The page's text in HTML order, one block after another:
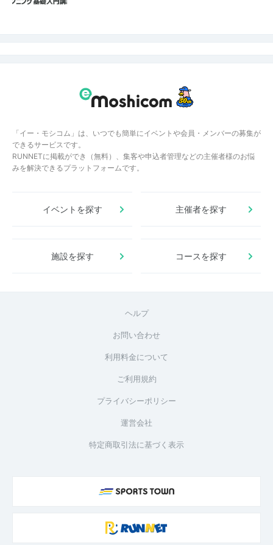
「イー・モシコム」は、いつでも簡単にイベントや会員・メンバーの募集が
できるサービスです。
RUNNETに掲載ができ（無料）、集客や申込者管理などの主催者様のお悩
みを解決できるプラットフォームです。
イベントを探す 主催者を探す
施設を探す コースを探す
ヘルプ
お問い合わせ
利用料金について
ご利用規約
プライバシーポリシー
運営会社
特定商取引法に基づく表示